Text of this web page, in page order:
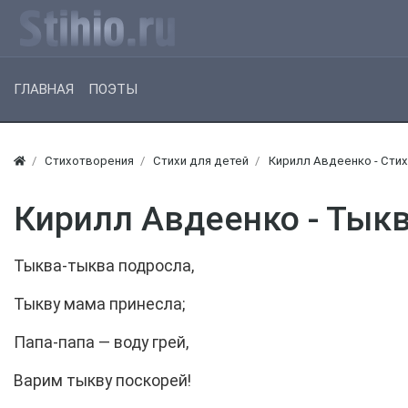
ГЛАВНАЯ ПОЭТЫ
Стихотворения Стихи для детей Кирилл Авдеенко -
Кирилл Авдеенко -
Тыква-тыква подросла,
Тыкву мама принесла;
Папа-папа — воду грей,
Варим тыкву поскорей!